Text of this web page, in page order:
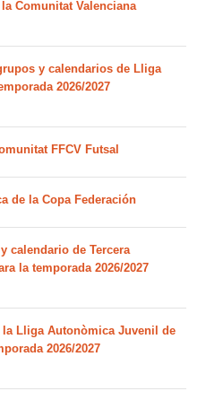
Comunitat Valenciana
y calendarios de Lliga
2026/2027
FFCV Futsal
de la Copa Federación
calendario de Tercera
la temporada 2026/2027
Lliga Autonòmica Juvenil de
2026/2027